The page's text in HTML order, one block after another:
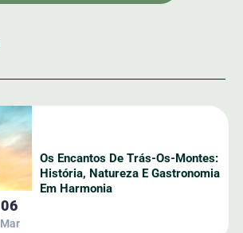
06
Mar
Os Encantos De Trás-Os-Montes:
História, Natureza E Gastronomia
Em Harmonia